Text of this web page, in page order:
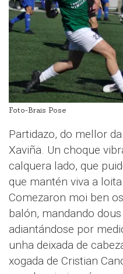
Foto-Brais Pose
Partidazo, do mellor
Xaviña. Un choque
calquera lado, que
que mantén viva a
Comezaron moi ben
balón, mandando
adiantándose por
unha deixada de
xogada de Cristian